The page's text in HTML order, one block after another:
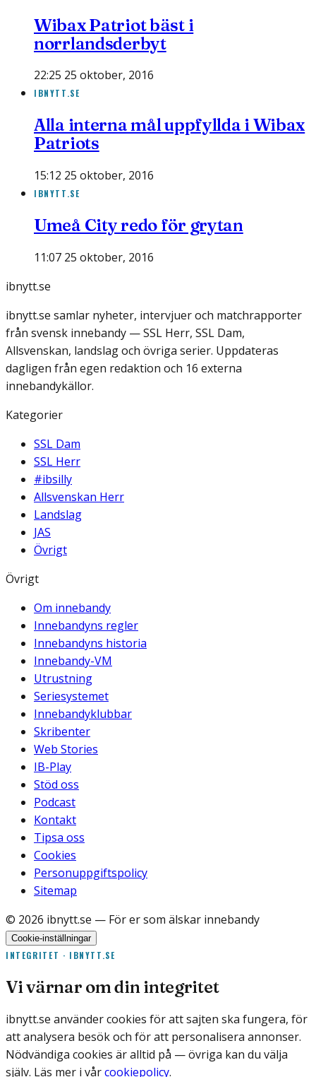
Wibax Patriot bäst i
norrlandsderbyt
22:25 25 oktober, 2016
IBNYTT.SE
Alla interna mål uppfyllda i Wibax
Patriots
15:12 25 oktober, 2016
IBNYTT.SE
Umeå City redo för grytan
11:07 25 oktober, 2016
ibnytt.se
ibnytt.se samlar nyheter, intervjuer och matchrapporter
från svensk innebandy — SSL Herr, SSL Dam,
Allsvenskan, landslag och övriga serier. Uppdateras
dagligen från egen redaktion och 16 externa
innebandykällor.
Kategorier
SSL Dam
SSL Herr
#ibsilly
Allsvenskan Herr
Landslag
JAS
Övrigt
Övrigt
Om innebandy
Innebandyns regler
Innebandyns historia
Innebandy-VM
Utrustning
Seriesystemet
Innebandyklubbar
Skribenter
Web Stories
IB-Play
Stöd oss
Podcast
Kontakt
Tipsa oss
Cookies
Personuppgiftspolicy
Sitemap
© 2026 ibnytt.se — För er som älskar innebandy
Cookie-inställningar
INTEGRITET · IBNYTT.SE
Vi värnar om din integritet
ibnytt.se använder cookies för att sajten ska fungera, för
att analysera besök och för att personalisera annonser.
Nödvändiga cookies är alltid på — övriga kan du välja
själv. Läs mer i vårcookiepolicy.